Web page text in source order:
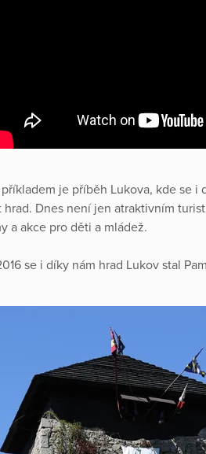
příkladem je příběh Lukova, kde se
hrad. Dnes není jen atraktivním
a akce pro děti a mládež.
se i díky nám hrad Lukov stal